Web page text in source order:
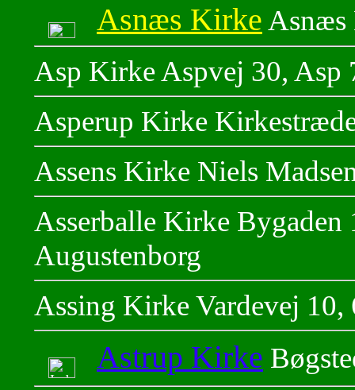
Asnæs KirkeAsnæs
Asp Kirke Aspvej 30, Asp
Asperup Kirke
Assens Kirke Niels
Asserballe Kirke Bygaden
Augustenborg
Assing Kirke Vardevej
Astrup Kirke